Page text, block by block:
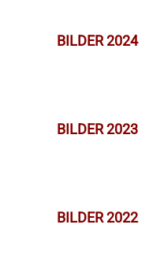
BILDER 2024
BILDER 2023
BILDER 2022